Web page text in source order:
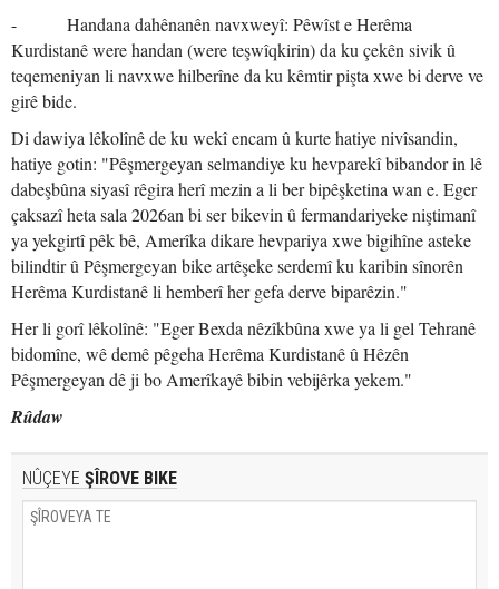
- Handana dahênanên navxweyî: Pêwîst e Herêma
Kurdistanê were handan (were teşwîqkirin) da ku çekên sivik û
teqemeniyan li navxwe hilberîne da ku kêmtir pişta xwe bi derve ve
girê bide.
Di dawiya lêkolînê de ku wekî encam û kurte hatiye nivîsandin,
hatiye gotin: "Pêşmergeyan selmandiye ku hevparekî bibandor in lê
dabeşbûna siyasî rêgira herî mezin a li ber bipêşketina wan e. Eger
çaksazî heta sala 2026an bi ser bikevin û fermandariyeke niştimanî
ya yekgirtî pêk bê, Amerîka dikare hevpariya xwe bigihîne asteke
bilindtir û Pêşmergeyan bike artêşeke serdemî ku karibin sînorên
Herêma Kurdistanê li hemberî her gefa derve biparêzin."
Her li gorî lêkolînê: "Eger Bexda nêzîkbûna xwe ya li gel Tehranê
bidomîne, wê demê pêgeha Herêma Kurdistanê û Hêzên
Pêşmergeyan dê ji bo Amerîkayê bibin vebijêrka yekem."
Rûdaw
NÛÇEYE ŞÎROVE BIKE